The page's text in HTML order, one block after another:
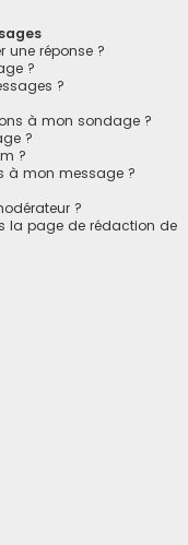
une réponse ?
?
?
à mon sondage ?
?
?
à mon message ?
?
la page de rédaction de